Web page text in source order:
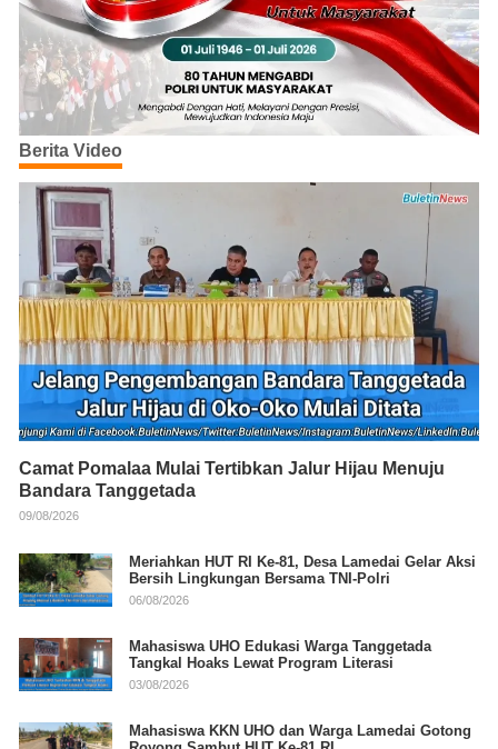
Berita Video
Camat Pomalaa Mulai Tertibkan Jalur Hijau Menuju
Bandara Tanggetada
09/08/2026
Meriahkan HUT RI Ke-81, Desa Lamedai Gelar Aksi
Bersih Lingkungan Bersama TNI-Polri
06/08/2026
Mahasiswa UHO Edukasi Warga Tanggetada
Tangkal Hoaks Lewat Program Literasi
03/08/2026
Mahasiswa KKN UHO dan Warga Lamedai Gotong